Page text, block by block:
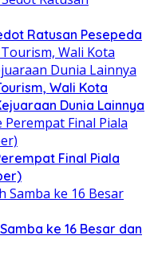
Ratusan Pesepeda
Wali Kota
Dunia Lainnya
Final Piala
ke 16 Besar dan